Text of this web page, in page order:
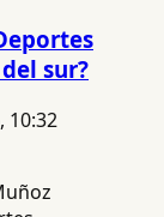
sur?
10:32